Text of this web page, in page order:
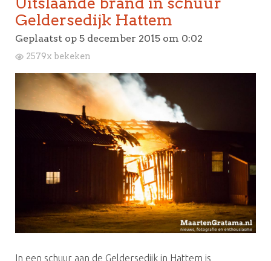
Geldersedijk Hattem
Geplaatst op 5 december 2015 om 0:02
2579x bekeken
In een schuur aan de Geldersedijk in Hattem is